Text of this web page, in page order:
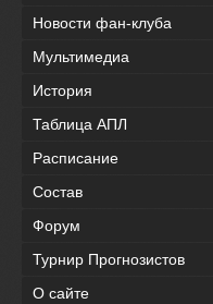
Новости фан-клуба
Мультимедиа
История
Таблица АПЛ
Расписание
Состав
Форум
Турнир Прогнозистов
О сайте